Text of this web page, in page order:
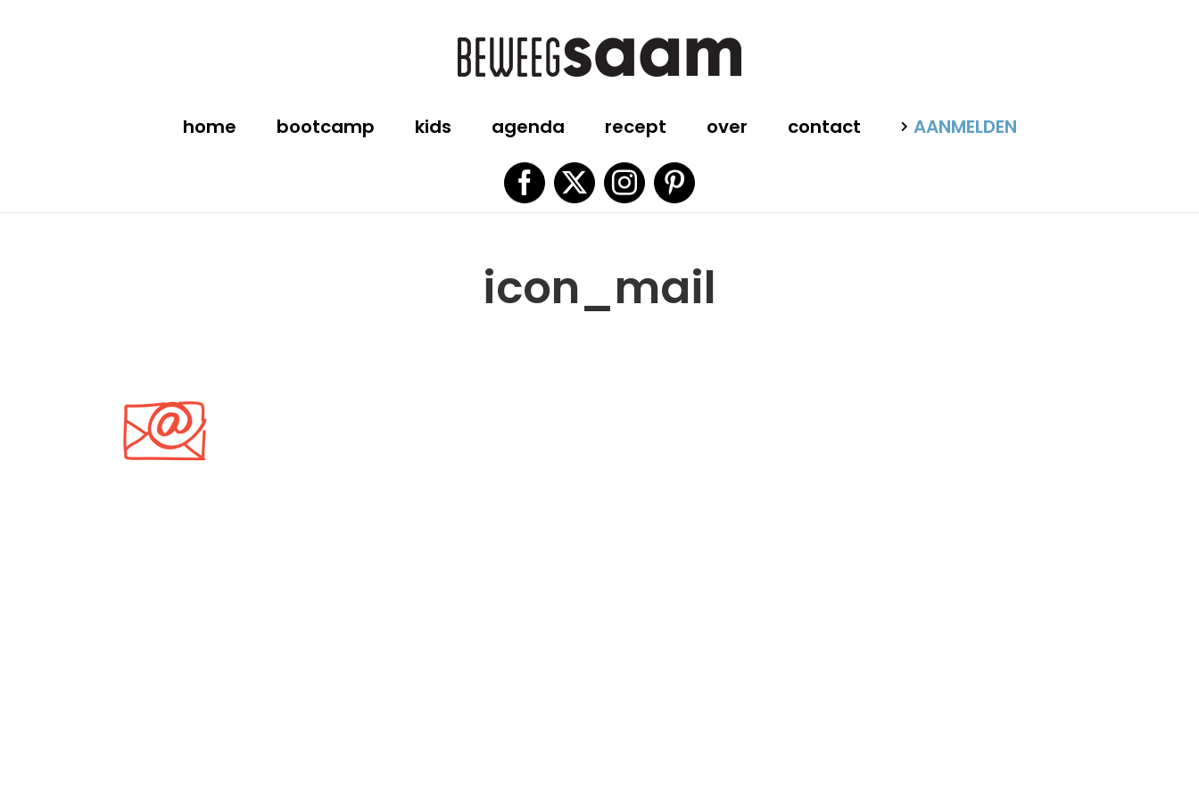
home bootcamp kids agenda recept over contact AANMELDEN
Facebook
X InstagramPinterest
icon_mail